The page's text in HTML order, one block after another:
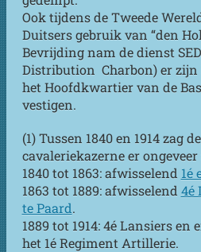
Ook tijdens de Tweede
Duitsers gebruik van “den
Bevrijding nam de dienst
Distribution Charbon) er zijn
het Hoofdkwartier van de
vestigen.
(1) Tussen 1840 en 1914 zag
cavaleriekazerne er
1840 tot 1863: afwisselend 1é
1863 tot 1889: afwisselend 4é
te Paard.
1889 tot 1914: 4é Lansiers
het 1é Regiment Artillerie.